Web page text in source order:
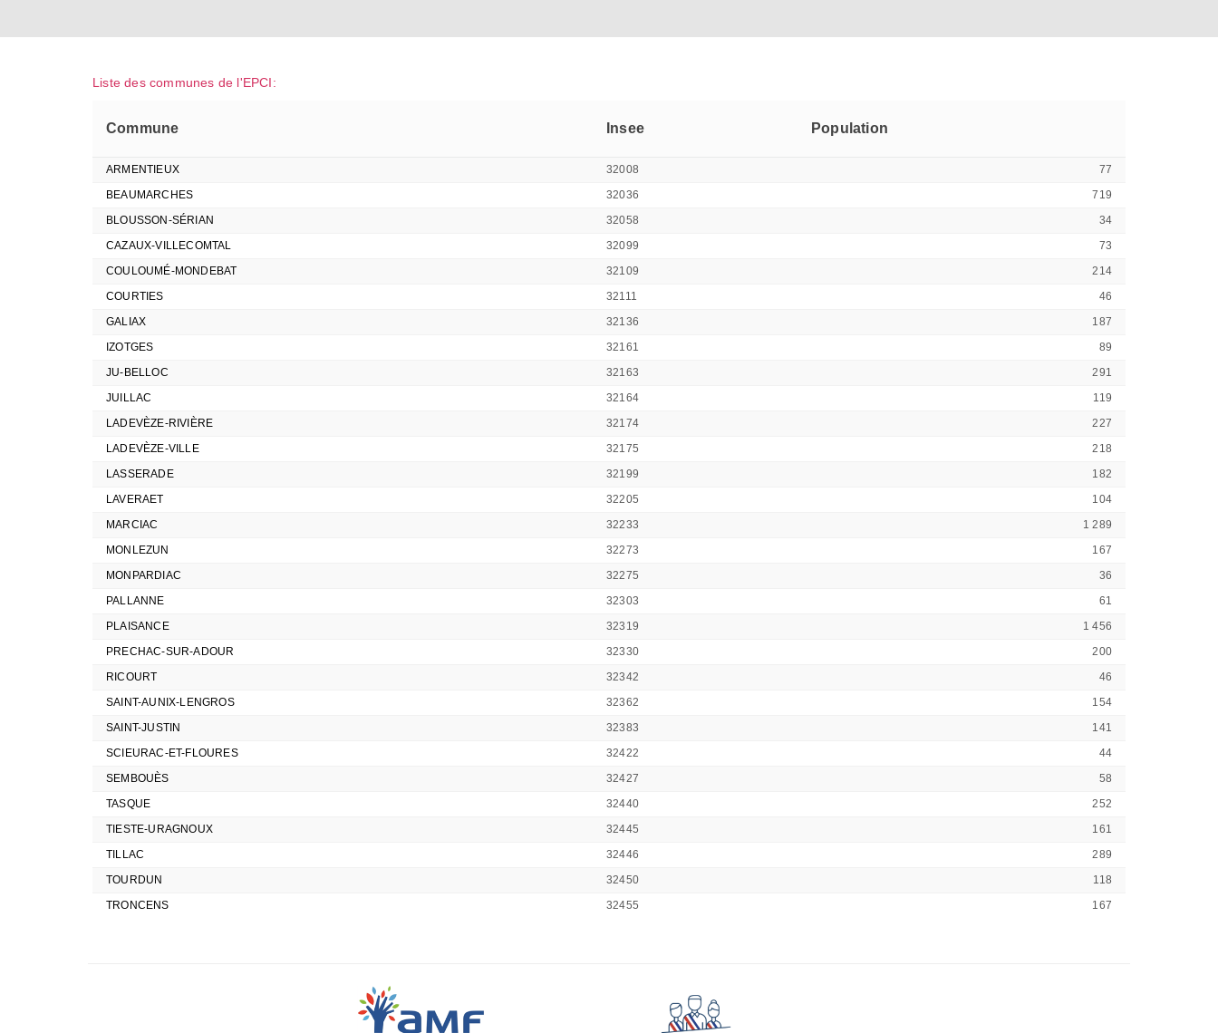
Liste des communes de l'EPCI:
Commune Insee Population
ARMENTIEUX 32008
77
BEAUMARCHES
32036
719
BLOUSSON-SÉRIAN
32058
34
CAZAUX-VILLECOMTAL
32099
73
COULOUMÉ-MONDEBAT
32109
214
COURTIES
32111
46
GALIAX
32136
187
IZOTGES
32161
89
JU-BELLOC
32163
291
JUILLAC
32164
119
LADEVÈZE-RIVIÈRE
32174
227
LADEVÈZE-VILLE
32175
218
LASSERADE
32199
182
LAVERAET
32205
104
MARCIAC
32233
1 289
MONLEZUN
32273
167
MONPARDIAC
32275
36
PALLANNE
32303
61
PLAISANCE
32319
1 456
PRECHAC-SUR-ADOUR
32330
200
RICOURT
32342
46
SAINT-AUNIX-LENGROS
32362
154
SAINT-JUSTIN
32383
141
SCIEURAC-ET-FLOURES
32422
44
SEMBOUÈS
32427
58
TASQUE
32440
252
TIESTE-URAGNOUX
32445
161
TILLAC
32446
289
TOURDUN
32450
118
TRONCENS
32455 167